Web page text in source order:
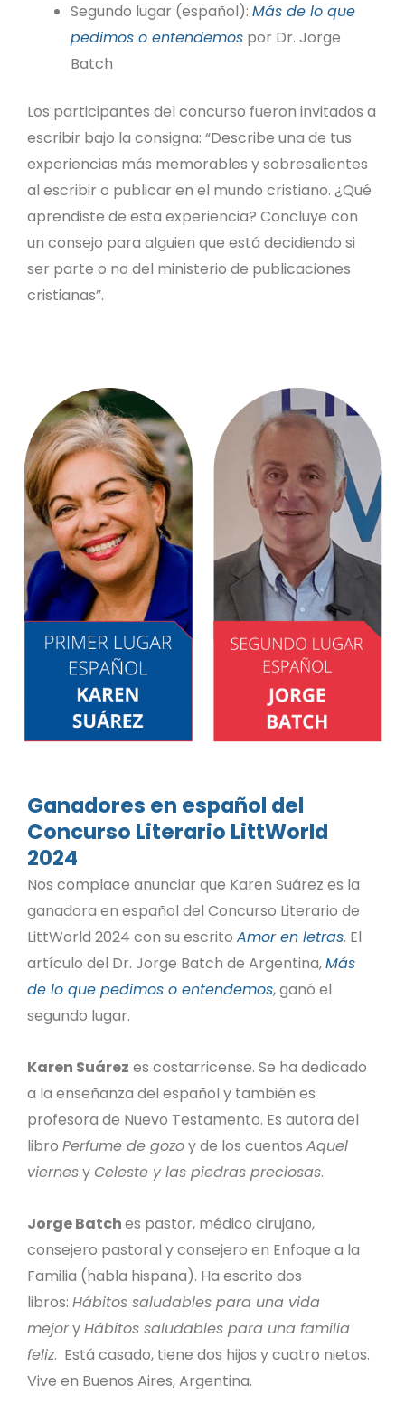
Segundo lugar (español): Más de lo que
pedimos o entendemos por Dr. Jorge
Batch
Los participantes del concurso fueron invitados a
escribir bajo la consigna: “Describe una de tus
experiencias más memorables y sobresalientes
al escribir o publicar en el mundo cristiano. ¿Qué
aprendiste de esta experiencia? Concluye con
un consejo para alguien que está decidiendo si
ser parte o no del ministerio de publicaciones
cristianas”.
Ganadores en español del
Concurso Literario LittWorld
2024
Nos complace anunciar que Karen Suárez es la
ganadora en español del Concurso Literario de
LittWorld 2024 con su escrito Amor en letras. El
artículo del Dr. Jorge Batch de Argentina,Más
de lo que pedimos o entendemos, ganó el
segundo lugar.
Karen Suárez es costarricense. Se ha dedicado
a la enseñanza del español y también es
profesora de Nuevo Testamento. Es autora del
libro Perfume de gozoy de los cuentos Aquel
viernesyCeleste y las piedras preciosas.
Jorge Batches pastor, médico cirujano,
consejero pastoral y consejero en Enfoque a la
Familia (habla hispana). Ha escrito dos
libros: Hábitos saludables para una vida
mejoryHábitos saludables para una familia
feliz. Está casado, tiene dos hijos y cuatro nietos.
Vive en Buenos Aires, Argentina.